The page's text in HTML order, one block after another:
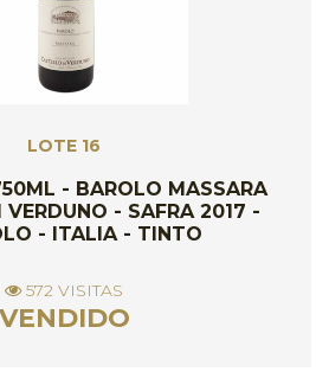
LOTE 16
- BAROLO MASSARA
VERDUNO - SAFRA 2017 -
- ITALIA - TINTO
572 VISITAS
VENDIDO